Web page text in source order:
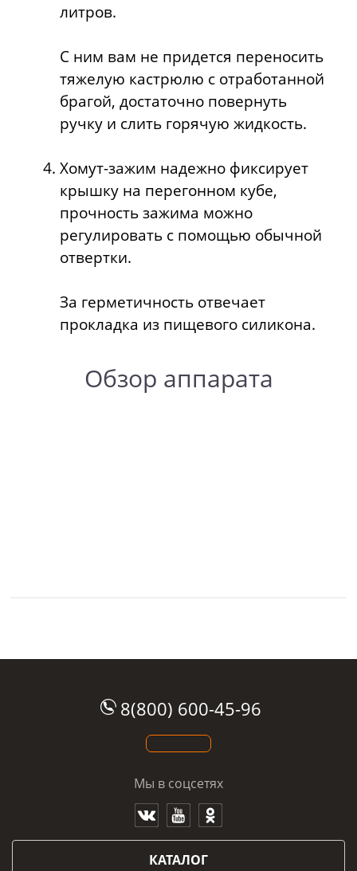
литров.
С ним вам не придется переносить
тяжелую кастрюлю с отработанной
брагой, достаточно повернуть
ручку и слить горячую жидкость.
Хомут-зажим надежно фиксирует
крышку на перегонном кубе,
прочность зажима можно
регулировать с помощью обычной
отвертки.
За герметичность отвечает
прокладка из пищевого силикона.
Обзор аппарата
8(800) 600-45-96
Мы в соцсетях
КАТАЛОГ